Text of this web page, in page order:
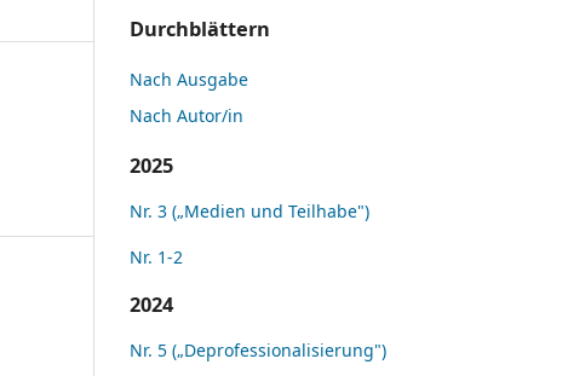
Durchblättern
Nach Ausgabe
Nach Autor/in
2025
Nr. 3 („Medien und Teilhabe")
Nr. 1-2
2024
Nr. 5 („Deprofessionalisierung")